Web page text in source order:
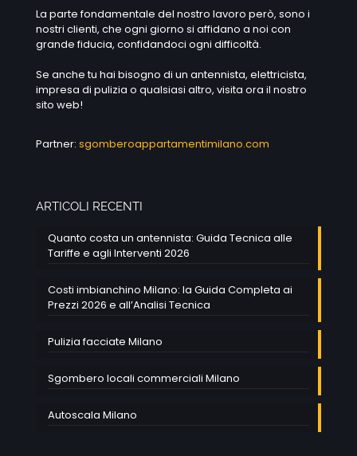
La parte fondamentale del nostro lavoro però, sono i
nostri clienti, che ogni giorno si affidano a noi con
grande fiducia, confidandoci ogni difficoltà.
Se anche tu hai bisogno di un antennista, elettricista,
impresa di pulizia o qualsiasi altro, visita ora il nostro
sito web!
Partner: sgomberoappartamentimilano.com
ARTICOLI RECENTI
Quanto costa un antennista: Guida Tecnica alle
Tariffe e agli Interventi 2026
Costi imbianchino Milano: la Guida Completa ai
Prezzi 2026 e all’Analisi Tecnica
Pulizia facciate Milano
Sgombero locali commerciali Milano
Autoscala Milano